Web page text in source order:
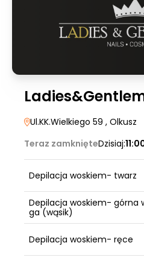
Ul.KK.Wielkiego 59 , Olkusz
Teraz zamknięteDzisiaj:
Depilacja woskiem- twarz
Depilacja woskiem- górna
ga (wąsik)
Depilacja woskiem- ręce